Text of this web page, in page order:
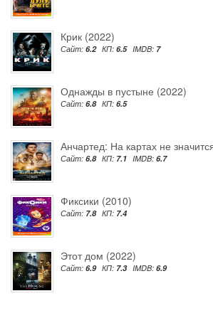
Крик (2022)
Сайт: 6.2 КП: 6.5 IMDB: 7
Однажды в пустыне (2022)
Сайт: 6.8 КП: 6.5
Анчартед: На картах не
Сайт: 6.8 КП: 7.1 IMDB: 6.7
Фиксики (2010)
Сайт: 7.8 КП: 7.4
Этот дом (2022)
Сайт: 6.9 КП: 7.3 IMDB: 6.9